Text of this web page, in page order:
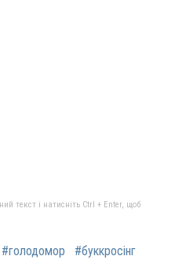
текст і натисніть Ctrl + Enter, щоб
#голодомор #буккросінг